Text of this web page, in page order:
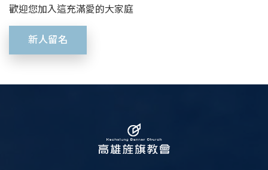
歡迎您加入這充滿愛的大家庭
新人留名